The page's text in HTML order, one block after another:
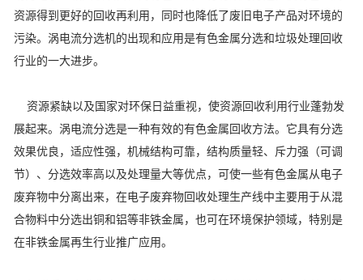
资源得到更好的回收再利用，同时也降低了废旧电子产品对环境的
污染。涡电流分选机的出现和应用是有色金属分选和垃圾处理回收
行业的一大进步。
资源紧缺以及国家对环保日益重视，使资源回收利用行业蓬勃发
展起来。涡电流分选是一种有效的有色金属回收方法。它具有分选
效果优良，适应性强，机械结构可靠，结构质量轻、斥力强（可调
节）、分选效率高以及处理量大等优点，可使一些有色金属从电子
废弃物中分离出来，在电子废弃物回收处理生产线中主要用于从混
合物料中分选出铜和铝等非铁金属，也可在环境保护领域，特别是
在非铁金属再生行业推广应用。